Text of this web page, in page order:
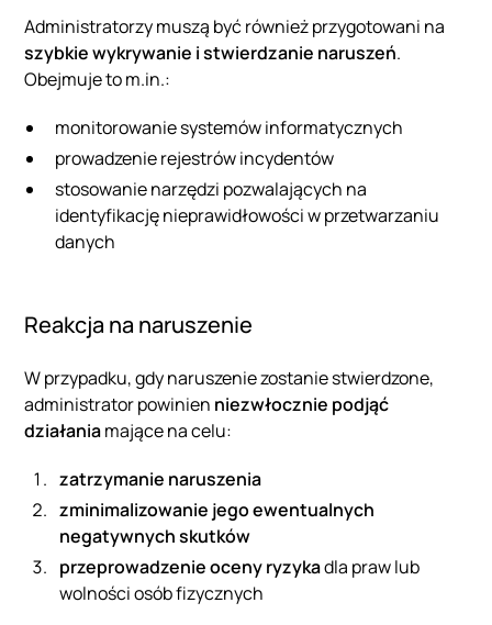
Administratorzy muszą być również przygotowani na
szybkie wykrywanie i stwierdzanie naruszeń.
Obejmuje to m.in.:
monitorowanie systemów informatycznych
prowadzenie rejestrów incydentów
stosowanie narzędzi pozwalających na
identyfikację nieprawidłowości w przetwarzaniu
danych
Reakcja na naruszenie
W przypadku, gdy naruszenie zostanie stwierdzone,
administrator powinien niezwłocznie podjąć
działaniamające na celu:
zatrzymanie naruszenia
zminimalizowanie jego ewentualnych
negatywnych skutków
przeprowadzenie oceny ryzykadla praw lub
wolności osób fizycznych